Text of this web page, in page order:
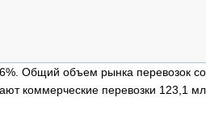
Общий объем рынка перевозок
коммерческие перевозки 123,1